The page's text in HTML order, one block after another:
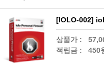
[IOLO-002]
상품가 :
적립금 : 450